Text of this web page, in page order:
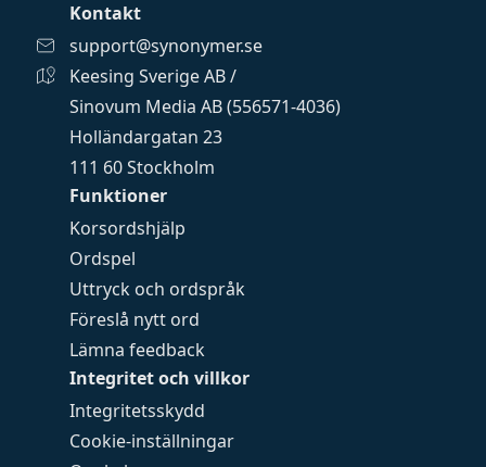
Funktioner
Korsordshjälp
Ordspel
Uttryck och ordspråk
Föreslå nytt ord
Lämna feedback
Integritet och villkor
Integritetsskydd
Cookie-inställningar
Kontakt
support@synonymer.se
Keesing Sverige AB /
Sinovum Media AB (556571-4036)
Holländargatan 23
111 60 Stockholm